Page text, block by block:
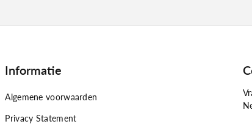
Informatie
Algemene voorwaarden
Privacy Statement